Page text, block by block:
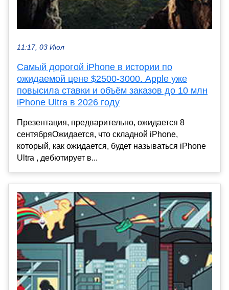
11:17, 03 Июл
Самый дорогой iPhone в истории по
ожидаемой цене $2500-3000. Apple уже
повысила ставки и объём заказов до 10 млн
iPhone Ultra в 2026 году
Презентация, предварительно, ожидается 8
сентябряОжидается, что складной iPhone,
который, как ожидается, будет называться iPhone
Ultra , дебютирует в...